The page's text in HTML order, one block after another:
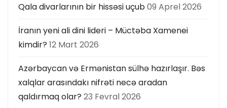
Qala divarlarının bir hissəsi uçub09 Aprel 2026
İranın yeni ali dini lideri – Müctəba Xamenei
kimdir? 12 Mart 2026
Azərbaycan və Ermənistan sülhə hazırlaşır. Bəs
xalqlar arasındakı nifrəti necə aradan
qaldırmaq olar? 23 Fevral 2026